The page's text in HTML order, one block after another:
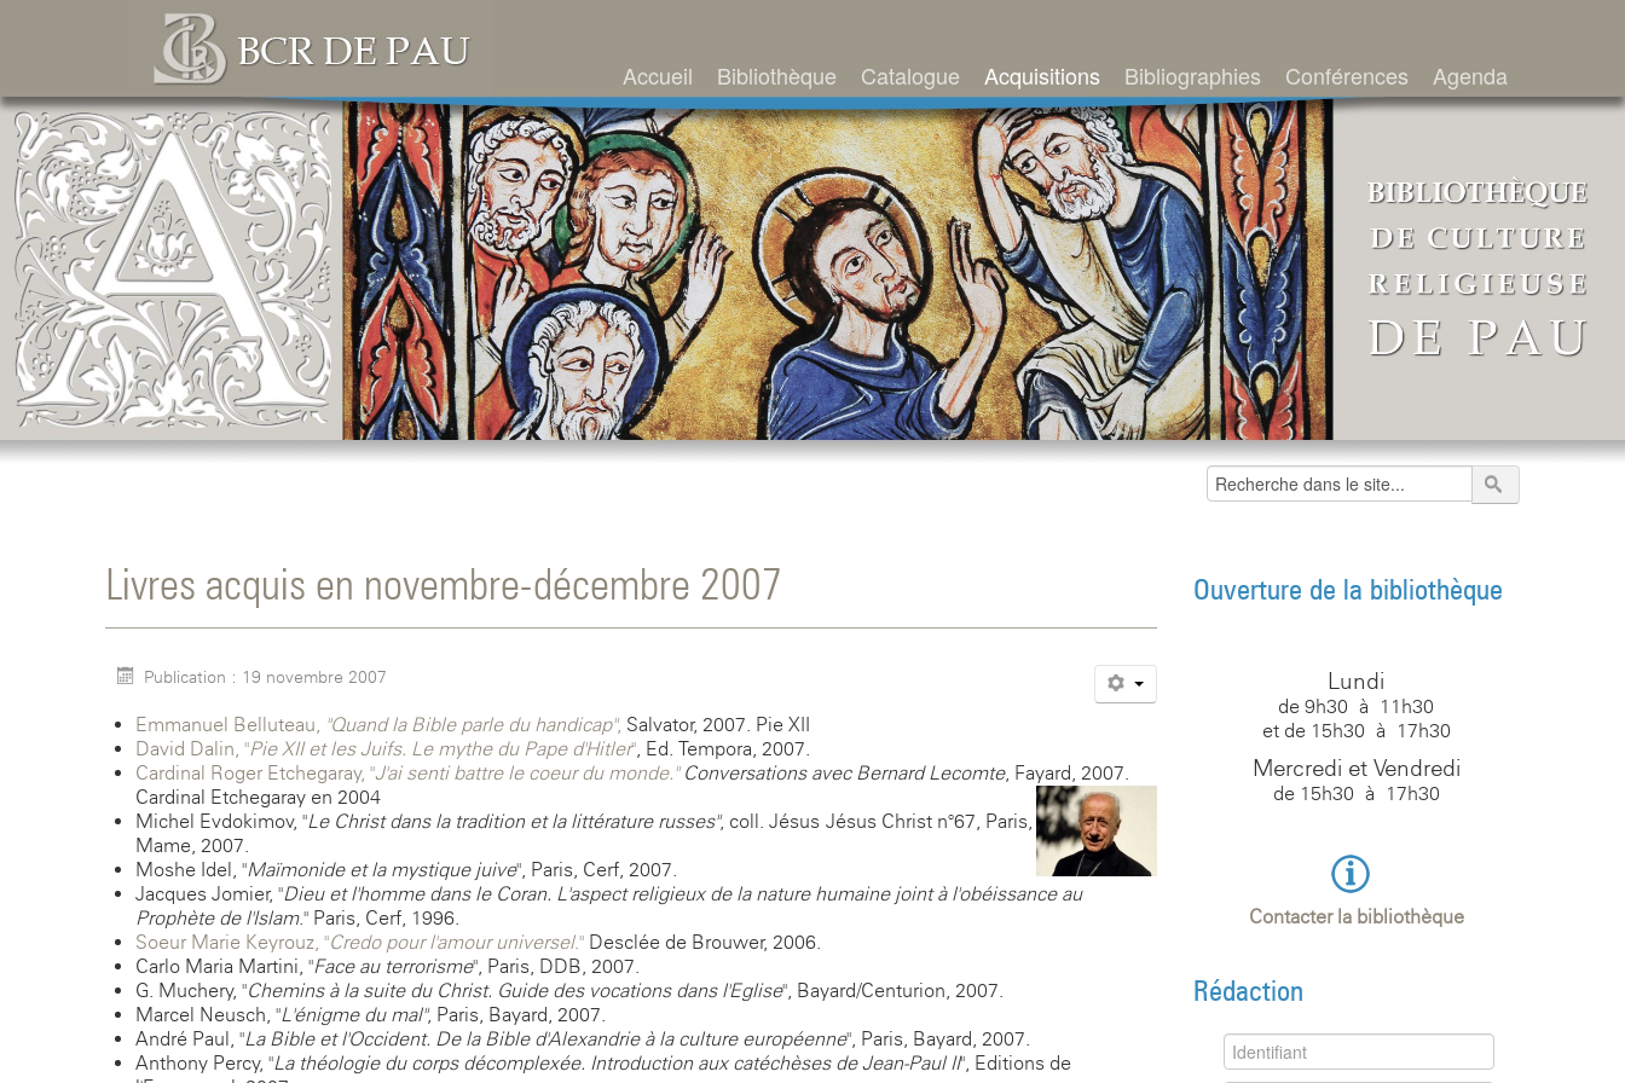
Accueil Bibliothèque Catalogue Acquisitions Bibliographies Conférences Agenda
Livres acquis en novembre-décembre 2007
Publication : 19 novembre 2007
Emmanuel Belluteau, "Quand la Bible parle du handicap", Salvator, 2007. Pie XII
David Dalin, "Pie XII et les Juifs. Le mythe du Pape d'Hitler" , Ed. Tempora, 2007.
Cardinal Roger Etchegaray, "J'ai senti battre le coeur du monde."Conversations avec Bernard Lecomte, Fayard, 2007.
Cardinal Etchegaray en 2004
Michel Evdokimov, "Le Christ dans la tradition et la littérature russes", coll. Jésus-Jésus Christ n°67, Paris,
Mame, 2007.
Moshe Idel, "Maïmonide et la mystique juive", Paris, Cerf, 2007.
Jacques Jomier, "Dieu et l'homme dans le Coran. L'aspect religieux de la nature humaine joint à l'obéissance au
Prophète de l'Islam." Paris, Cerf, 1996.
Soeur Marie Keyrouz, "Credo pour l'amour universel." Desclée de Brouwer, 2006.
Carlo Maria Martini, "Face au terrorisme", Paris, DDB, 2007.
G. Muchery, "Chemins à la suite du Christ. Guide des vocations dans l'Eglise", Bayard/Centurion, 2007.
Marcel Neusch, "L'énigme du mal", Paris, Bayard, 2007.
André Paul, "La Bible et l'Occident. De la Bible d'Alexandrie à la culture européenne", Paris, Bayard, 2007.
Anthony Percy, "La théologie du corps décomplexée. Introduction aux catéchèses de Jean-Paul II", Editions de
Ouverture de la bibliothèque
Lundi
de 9h30 à 11h30
et de 15h30 à 17h30
Mercredi et Vendredi
de 15h30 à 17h30
Contacter la bibliothèque
Rédaction